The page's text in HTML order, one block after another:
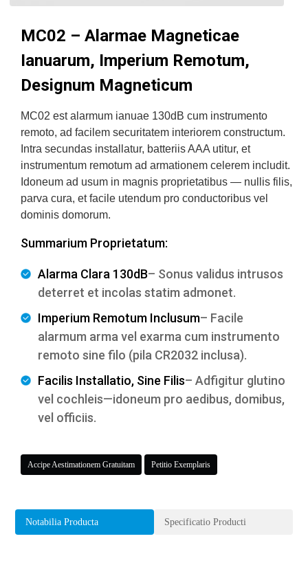
MC02 – Alarmae ​​Magneticae
Ianuarum, Imperium Remotum,
Designum Magneticum
MC02 est alarmum ianuae 130dB cum instrumento
remoto, ad facilem securitatem interiorem constructum.
Intra secundas installatur, batteriis AAA utitur, et
instrumentum remotum ad armationem celerem includit.
Idoneum ad usum in magnis proprietatibus — nullis filis,
parva cura, et facile utendum pro conductoribus vel
dominis domorum.
Summarium Proprietatum:
Alarma Clara 130dB– Sonus validus intrusos
deterret et incolas statim admonet.
Imperium Remotum Inclusum– Facile
alarmum arma vel exarma cum instrumento
remoto sine filo (pila CR2032 inclusa).
Facilis Installatio, Sine Filis– Adfigitur glutino
vel cochleis—idoneum pro aedibus, domibus,
vel officiis.
Accipe Aestimationem Gratuitam Petitio Exemplaris
Notabilia Producta Specificatio Producti